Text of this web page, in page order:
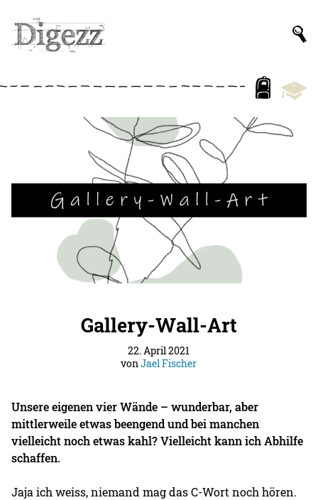
Gallery-Wall-Art
22. April 2021
vonJael Fischer
Unsere eigenen vier Wände – wunderbar, aber
mittlerweile etwas beengend und bei manchen
vielleicht noch etwas kahl? Vielleicht kann ich Abhilfe
schaffen.
Jaja ich weiss, niemand mag das C-Wort noch hören.